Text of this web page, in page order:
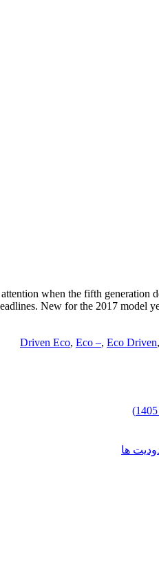
when the fifth
New for the 2017 model
Driven Eco, Eco –, Eco Driven,
ها